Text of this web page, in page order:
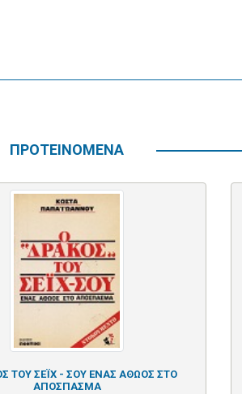
ΠΡΟΤΕΙΝΟΜΕΝΑ
ΤΟΥ ΣΕΪΧ - ΣΟΥ ΕΝΑΣ ΑΘΩΟΣ ΣΤΟ
ΑΠΟΣΠΑΣΜΑ